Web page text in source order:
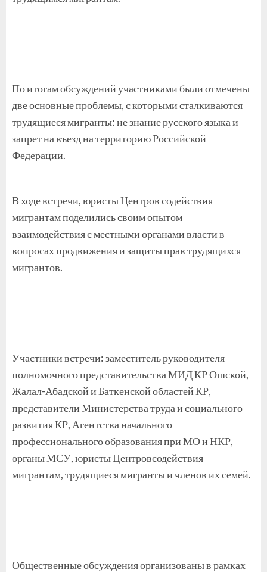
По итогам обсуждений участниками были отмечены
две основные проблемы, с которыми сталкиваются
трудящиеся мигранты: не знание русского языка и
запрет на въезд на территорию Российской
Федерации.
В ходе встречи, юристы Центров содействия
мигрантам поделились своим опытом
взаимодействия с местными органами власти в
вопросах продвижения и защиты прав трудящихся
мигрантов.
Участники встречи: заместитель руководителя
полномочного представительства МИД КР Ошской,
Жалал-Абадской и Баткенской областей КР,
представители Министерства труда и социального
развития КР, Агентства начального
профессионального образования при МО и НКР,
органы МСУ, юристы Центровсодействия
мигрантам, трудящиеся мигранты и членов их семей.
Общественные обсуждения организованы в рамках